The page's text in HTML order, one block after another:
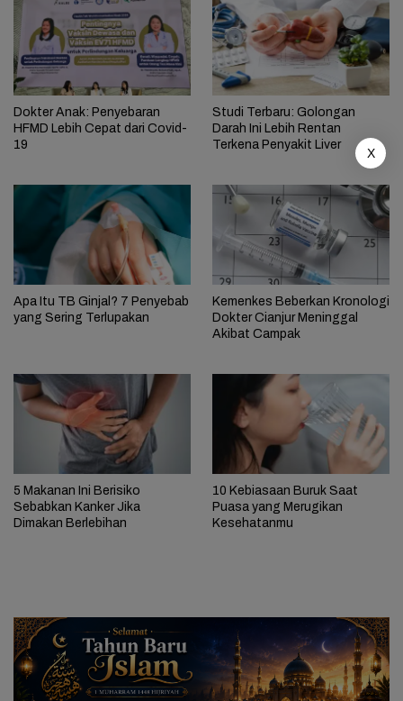
Dokter Anak: Penyebaran
HFMD Lebih Cepat dari Covid-
19
Studi Terbaru: Golongan
Darah Ini Lebih Rentan
Terkena Penyakit Liver
Apa Itu TB Ginjal? 7 Penyebab
yang Sering Terlupakan
Kemenkes Beberkan Kronologi
Dokter Cianjur Meninggal
Akibat Campak
5 Makanan Ini Berisiko
Sebabkan Kanker Jika
Dimakan Berlebihan
10 Kebiasaan Buruk Saat
Puasa yang Merugikan
Kesehatanmu
X